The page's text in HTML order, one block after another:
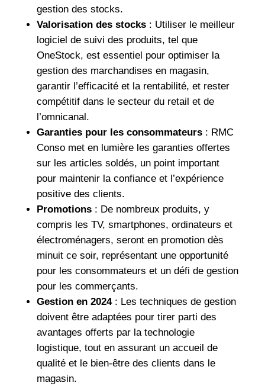
gestion des stocks.
Valorisation des stocks: Utiliser le meilleur
logiciel de suivi des produits, tel que
OneStock, est essentiel pour optimiser la
gestion des marchandises en magasin,
garantir l’efficacité et la rentabilité, et rester
compétitif dans le secteur du retail et de
l’omnicanal.
Garanties pour les consommateurs: RMC
Conso met en lumière les garanties offertes
sur les articles soldés, un point important
pour maintenir la confiance et l’expérience
positive des clients.
Promotions: De nombreux produits, y
compris les TV, smartphones, ordinateurs et
électroménagers, seront en promotion dès
minuit ce soir, représentant une opportunité
pour les consommateurs et un défi de gestion
pour les commerçants.
Gestion en 2024: Les techniques de gestion
doivent être adaptées pour tirer parti des
avantages offerts par la technologie
logistique, tout en assurant un accueil de
qualité et le bien-être des clients dans le
magasin.